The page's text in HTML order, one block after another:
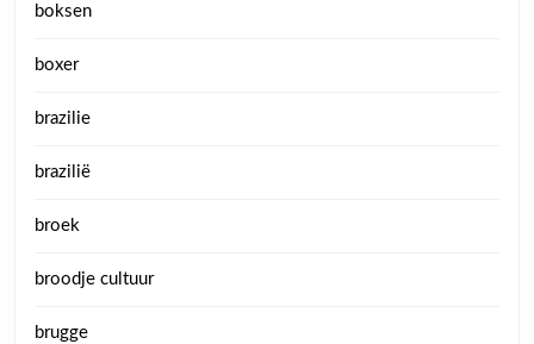
boksen
boxer
brazilie
brazilië
broek
broodje cultuur
brugge